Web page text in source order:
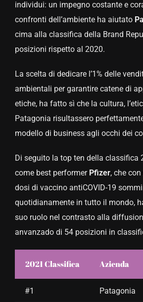
individui: un impegno costante e
confronti dell’ambiente ha aiutato
cima alla classifica della Brand
posizioni rispetto al 2020.
La scelta di dedicare l’1% delle
ambientali per garantire catene di
etiche, ha fatto sì che la cultura,
Patagonia risultassero
modello di business agli occhi dei
Di seguito la top ten della classifica
come best performer Pfizer, che
dosi di vaccino antiCOVID-19
quotidianamente in tutto il mondo,
suo ruolo nel contrasto alla
anvanzado di 54 posizioni in
2021 Classifica Azienda
#1 Patagonia